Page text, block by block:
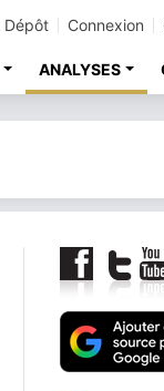
Dépôt Connexion
ANALYSES